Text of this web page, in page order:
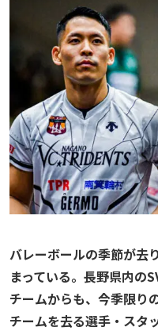
バレーボールの季節が去
まっている。長野県内の
チームからも、今季限り
チームを去る選手・スタ